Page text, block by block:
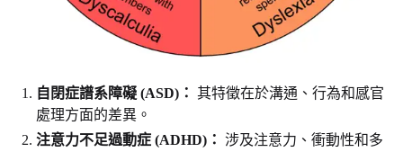
自閉症譜系障礙 (ASD)： 其特徵在於溝通、行為和感官
處理方面的差異。
注意力不足過動症 (ADHD)： 涉及注意力、衝動性和多